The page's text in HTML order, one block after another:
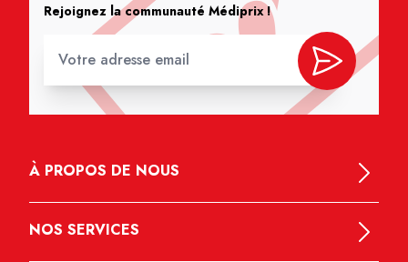
Rejoignez la communauté Médiprix !
À PROPOS DE NOUS
NOS SERVICES